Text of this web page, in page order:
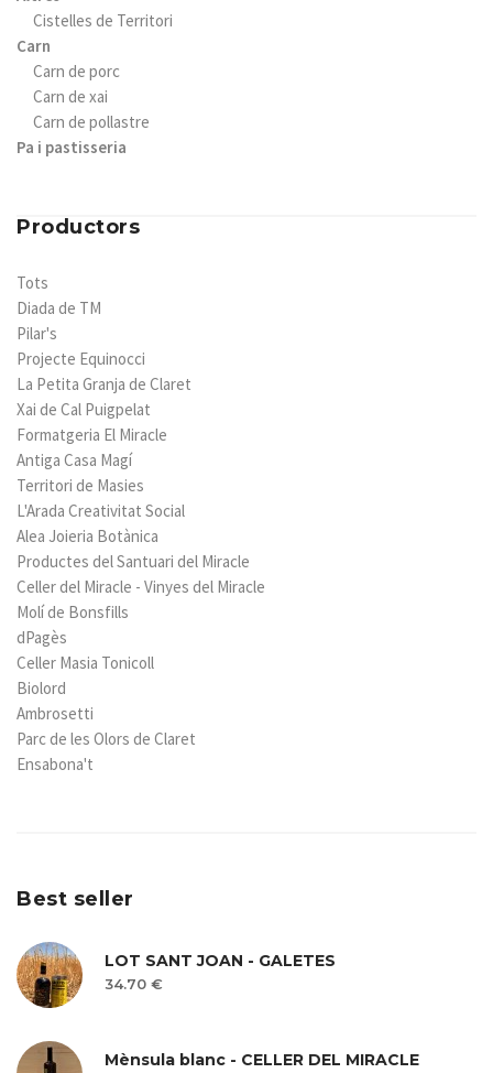
Cistelles de Territori
Carn
Carn de porc
Carn de xai
Carn de pollastre
Pa i pastisseria
Productors
Tots
Diada de TM
Pilar's
Projecte Equinocci
La Petita Granja de Claret
Xai de Cal Puigpelat
Formatgeria El Miracle
Antiga Casa Magí
Territori de Masies
L'Arada Creativitat Social
Alea Joieria Botànica
Productes del Santuari del Miracle
Celler del Miracle - Vinyes del Miracle
Molí de Bonsfills
dPagès
Celler Masia Tonicoll
Biolord
Ambrosetti
Parc de les Olors de Claret
Ensabona't
Best seller
LOT SANT JOAN - GALETES
34.70 €
Mènsula blanc - CELLER DEL MIRACLE